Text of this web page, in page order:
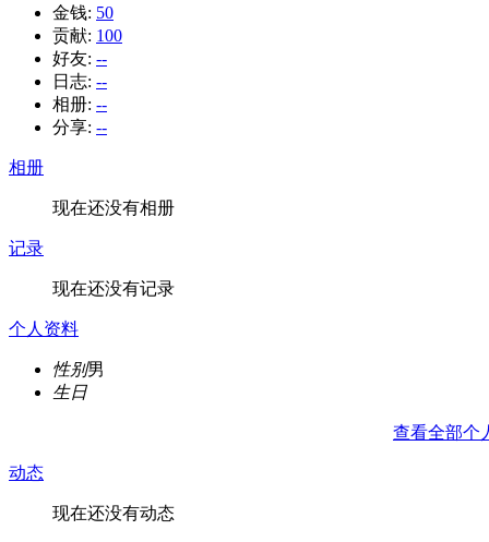
金钱: 50
贡献: 100
好友: --
日志: --
相册: --
分享: --
相册
现在还没有相册
记录
现在还没有记录
个人资料
性别男
生日
查看全部个
动态
现在还没有动态